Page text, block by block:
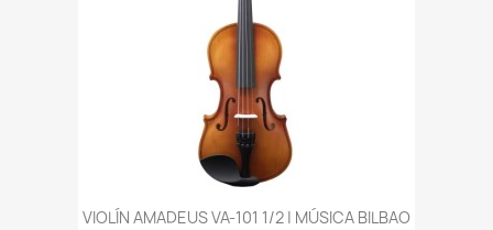
VIOLÍN AMADEUS VA-101 1/2 | MÚSICA BILBAO